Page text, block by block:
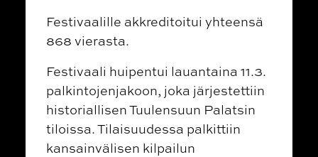
Festivaalille akkreditoitui yhteensä
868 vierasta.
Festivaali huipentui lauantaina 11.3.
palkintojenjakoon, joka järjestettiin
historiallisen Tuulensuun Palatsin
tiloissa. Tilaisuudessa palkittiin
kansainvälisen kilpailun